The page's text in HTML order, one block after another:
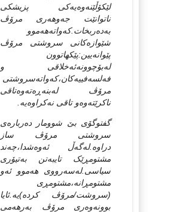
لێکۆڵێنه‌وه‌یه‌کی پزیشکی
ناتوانێت جه‌وهه‌ری مرۆڤ
به‌ده‌ربخات.که‌واته‌هه‌موو
شێوازه‌کانی سروشتی مرۆڤ
پێوانه‌یین:پێکهاتوون
له‌بۆچوونه‌ئه‌خلاقی و
فه‌لسه‌فییه‌کان،که‌واته‌سروشتی
مرۆڤ له‌بنه‌ڕه‌ته‌وه‌تاقی
ناکرێته‌وه‌و تاقی نه‌کراوه‌یه‌.
گفتوگۆی بێ شوومار ده‌رباره‌ی
سروشتی مرۆڤ ساز
دراوه‌.له‌گه‌ڵ ئه‌وه‌شدا،چه‌ند
مشتومڕێک تایبه‌تن به‌تیۆری
سیاسی.له‌سه‌رووی هه‌موو ئه‌و
مشتومڕانه‌،مشتومڕی
(سروشت/مرۆڤ کرده‌)یه‌.ئایا
بوونه‌وه‌ری مرۆڤ به‌رهه‌می